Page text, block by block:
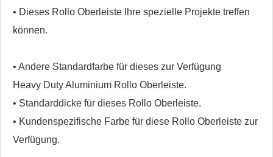
• Dieses Rollo Oberleiste Ihre spezielle Projekte treffen
können.
• Andere Standardfarbe für dieses zur Verfügung
Heavy Duty Aluminium Rollo Oberleiste.
• Standarddicke für dieses Rollo Oberleiste.
• Kundenspezifische Farbe für diese Rollo Oberleiste zur
Verfügung.